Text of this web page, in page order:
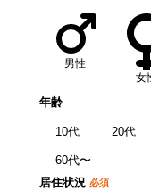
男性
女
年齢
10代 20代
60代〜
居住状況 必須